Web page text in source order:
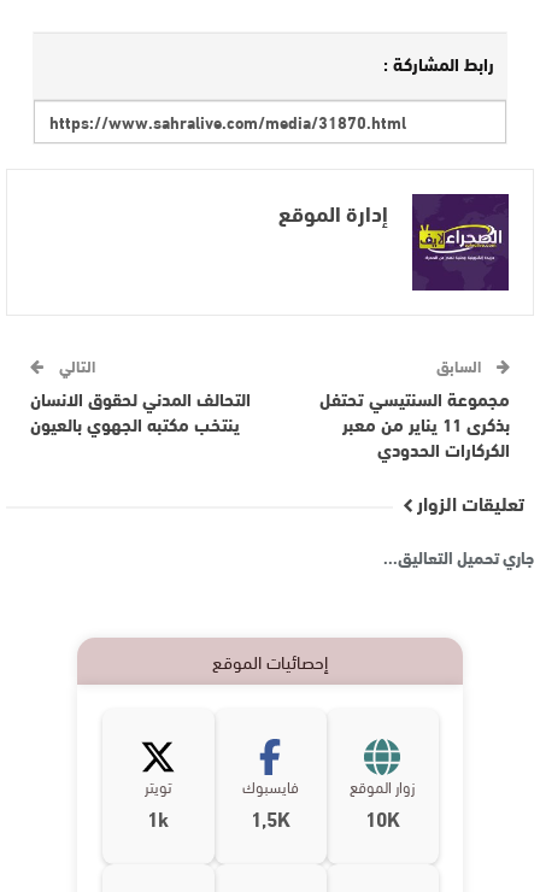
رابط المشاركة :
إدارة الموقع
السابق
مجموعة السنتيسي تحتفل
بذكرى 11 يناير من معبر
الكركارات الحدودي
التالي
التحالف المدني لحقوق الانسان
ينتخب مكتبه الجهوي بالعيون
تعليقات الزوار
جاري تحميل التعاليق...
إحصائيات الموقع
زوار الموقع
10K
فايسبوك
1,5K
تويتر
1k